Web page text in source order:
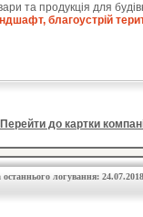
та продукція для
благоустрій
Перейти до картки
останнього логування: